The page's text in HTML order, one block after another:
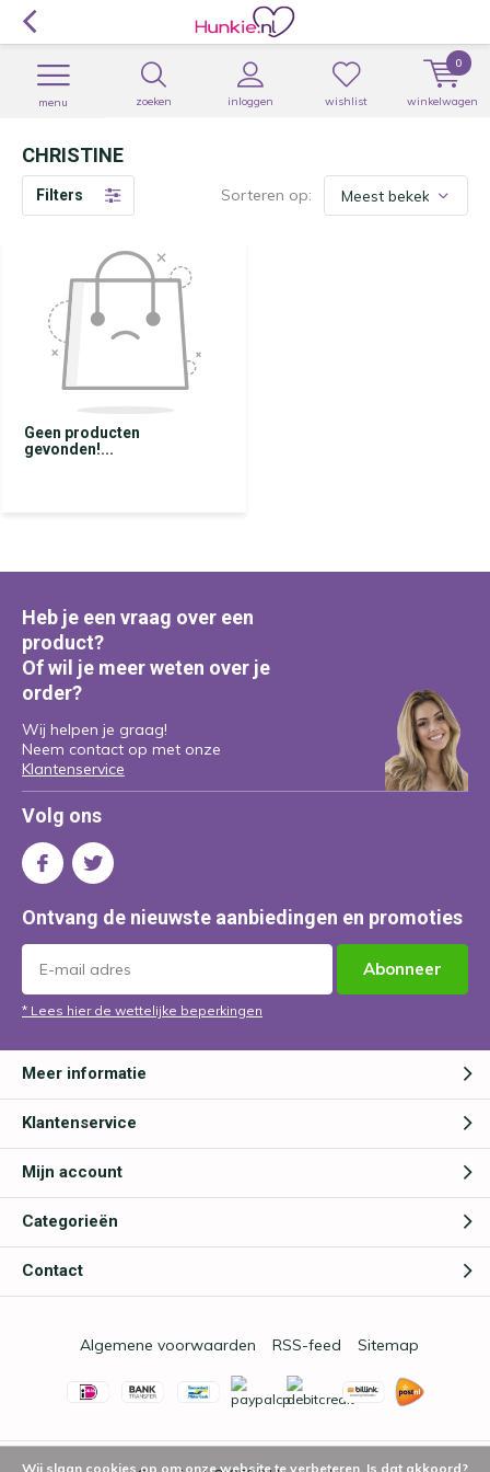
zoeken inloggen
menu wishlist winkelwagen
0
CHRISTINE
Filters Sorteren op:
Geen producten
gevonden!...
Heb je een vraag over een
product?
Of wil je meer weten over je
order?
Wij helpen je graag!
Neem contact op met onze
Klantenservice
Volg ons
Ontvang de nieuwste aanbiedingen en promoties
Abonneer
* Lees hier de wettelijke beperkingen
Meer informatie
Klantenservice
Mijn account
Categorieën
Contact
Algemene voorwaarden RSS-feed Sitemap
Wij slaan cookies op om onze website te verbeteren. Is dat akkoord?